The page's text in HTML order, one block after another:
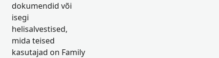
dokumendid või
isegi
helisalvestised,
mida teised
kasutajad on Family